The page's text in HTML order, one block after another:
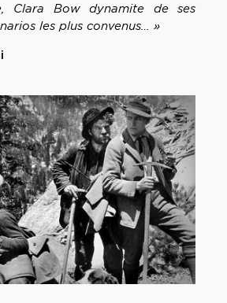
Clara Bow dynamite de ses
les plus convenus… »